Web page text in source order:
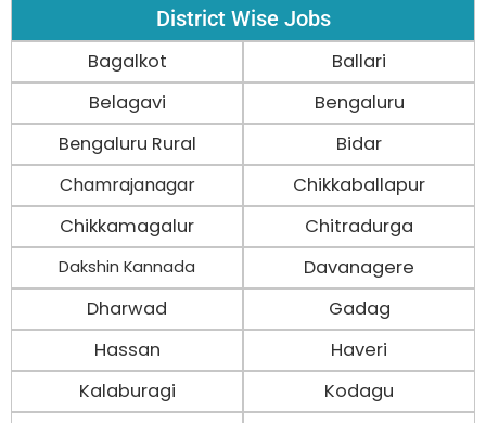
District Wise Jobs
Bagalkot
Ballari
Belagavi
Bengaluru
Bengaluru Rural
Bidar
Chamrajanagar
Chikkaballapur
Chikkamagalur
Chitradurga
Dakshin Kannada
Davanagere
Dharwad
Gadag
Hassan
Haveri
Kalaburagi
Kodagu